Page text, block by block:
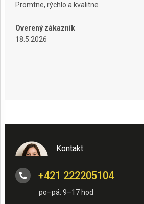
Promtne, rýchlo a kvalitne
Overený zákazník
18.5.2026
Kontakt
+421 222205104